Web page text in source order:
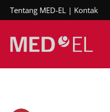
Tentang MED-EL Kontak